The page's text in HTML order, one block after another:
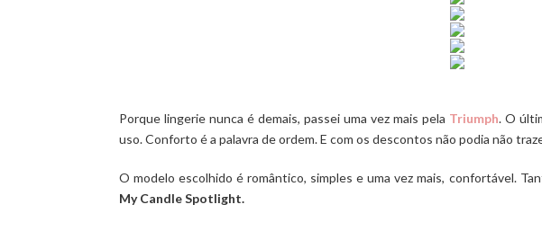
Porque lingerie nunca é demais, passei uma vez mais pela Triumph. O
uso. Conforto é a palavra de ordem. E com os descontos não podia não
O modelo escolhido é romântico, simples e uma vez mais, confortável.
My Candle Spotlight.